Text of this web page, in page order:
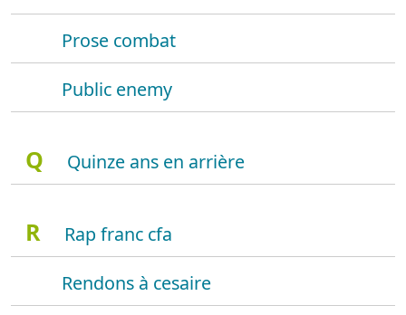
Prose combat
Public enemy
Q Quinze ans en arrière
R
Rap franc cfa
Rendons à cesaire